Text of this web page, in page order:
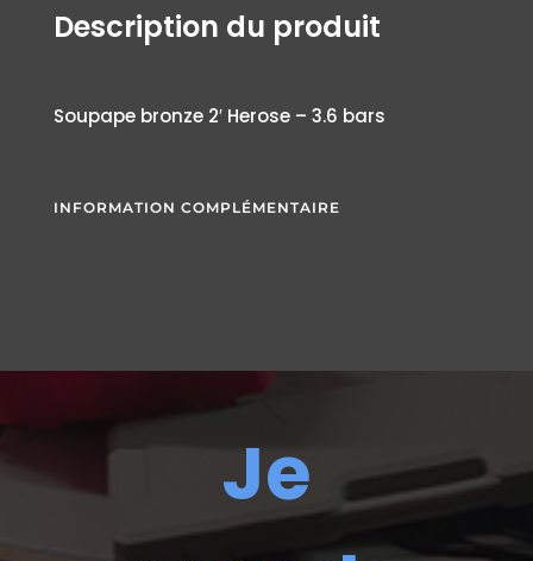
Description du produit
Soupape bronze 2′ Herose – 3.6 bars
INFORMATION COMPLÉMENTAIRE
Je